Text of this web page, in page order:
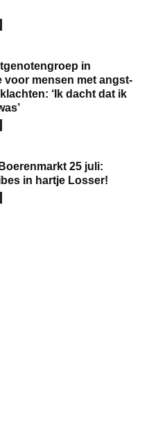
in
voor mensen met angst-
‘Ik dacht dat ik
25 juli:
in hartje Losser!